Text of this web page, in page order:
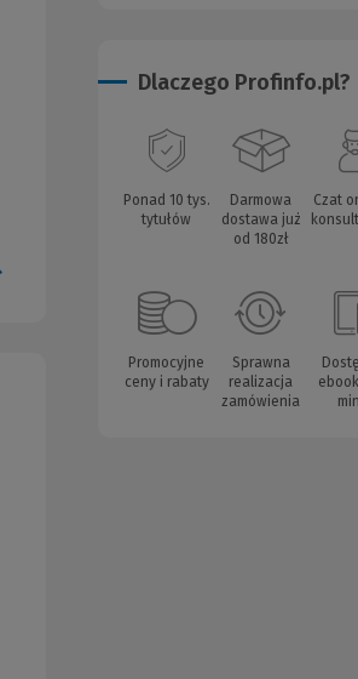
Dlaczego Profinfo.pl?
Ponad 10 tys.
tytułów
Darmowa
dostawa już
od 180zł
Czat
Promocyjne
ceny i rabaty
Sprawna
realizacja
zamówienia